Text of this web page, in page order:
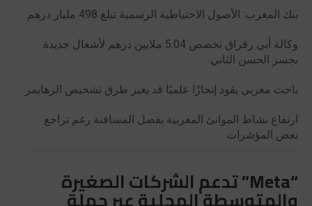
بنك المغرب: الأصول الاحتياطية الرسمية تبلغ 498 مليار درهم
وكالة أبي رقراق تخصص 5.04 ملايين درهم لأشغال جديدة
بجسر الحسن الثاني
باحث مغربي يقود إنجازًا علميًا قد يغير طرق تشخيص الزهايمر
ارتفاع نشاط الموانئ المغربية بفضل المسافنة رغم تراجع
بعض المؤشرات
“Meta” تدعم الشركات الصغيرة